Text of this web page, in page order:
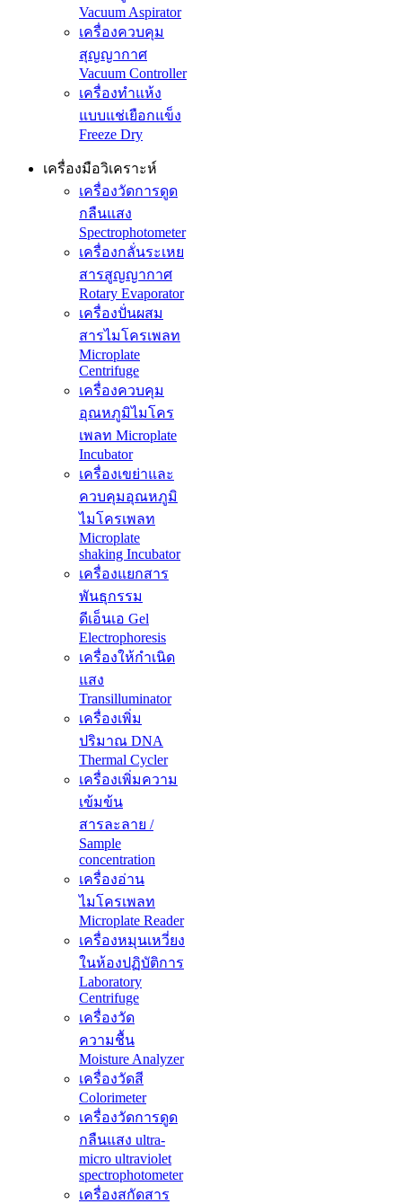
Vacuum Aspirator
เครื่องควบคุม
สุญญากาศ
Vacuum Controller
เครื่องทำแห้ง
แบบแช่เยือกแข็ง
Freeze Dry
เครื่องมือวิเคราะห์
เครื่องวัดการดูด
กลืนแสง
Spectrophotometer
เครื่องกลั่นระเหย
สารสูญญากาศ
Rotary Evaporator
เครื่องปั่นผสม
สารไมโครเพลท
Microplate
Centrifuge
เครื่องควบคุม
อุณหภูมิไมโคร
เพลท Microplate
Incubator
เครื่องเขย่าและ
ควบคุมอุณหภูมิ
ไมโครเพลท
Microplate
shaking Incubator
เครื่องแยกสาร
พันธุกรรม
ดีเอ็นเอ Gel
Electrophoresis
เครื่องให้กำเนิด
แสง
Transilluminator
เครื่องเพิ่ม
ปริมาณ DNA
Thermal Cycler
เครื่องเพิ่มความ
เข้มข้น
สารละลาย /
Sample
concentration
เครื่องอ่าน
ไมโครเพลท
Microplate Reader
เครื่องหมุนเหวี่ยง
ในห้องปฏิบัติการ
Laboratory
Centrifuge
เครื่องวัด
ความชื้น
Moisture Analyzer
เครื่องวัดสี
Colorimeter
เครื่องวัดการดูด
กลืนแสง ultra-
micro ultraviolet
spectrophotometer
เครื่องสกัดสาร